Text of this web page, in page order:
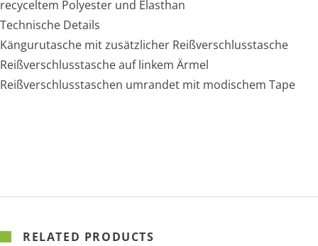
recyceltem Polyester und Elasthan
Technische Details
Kängurutasche mit zusätzlicher Reißverschlusstasche
Reißverschlusstasche auf linkem Ärmel
Reißverschlusstaschen umrandet mit modischem Tape
RELATED PRODUCTS